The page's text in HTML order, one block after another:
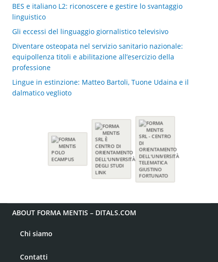
BES e italiano L2: riconoscere e gestire lo svantaggio
linguistico
Gli eccessi del linguaggio giornalistico televisivo
Diventare osteopata nel servizio sanitario nazionale:
equipollenza titoli e abilitazione all’esercizio della
professione
Lingue in estinzione: Matteo Bartoli, Tuone Udaina e il
dalmatico veglioto
ABOUT FORMA MENTIS – DITALS.COM
Chi siamo
Contatti